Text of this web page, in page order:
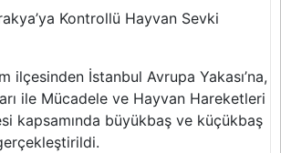
Kontrollü Hayvan Sevki
ilçesinden İstanbul Avrupa Yakası’na,
ile Mücadele ve Hayvan Hareketleri
kapsamında büyükbaş ve küçükbaş